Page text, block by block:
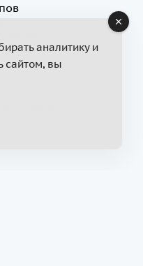
и
для
быть
аналитику и
сайтом, вы